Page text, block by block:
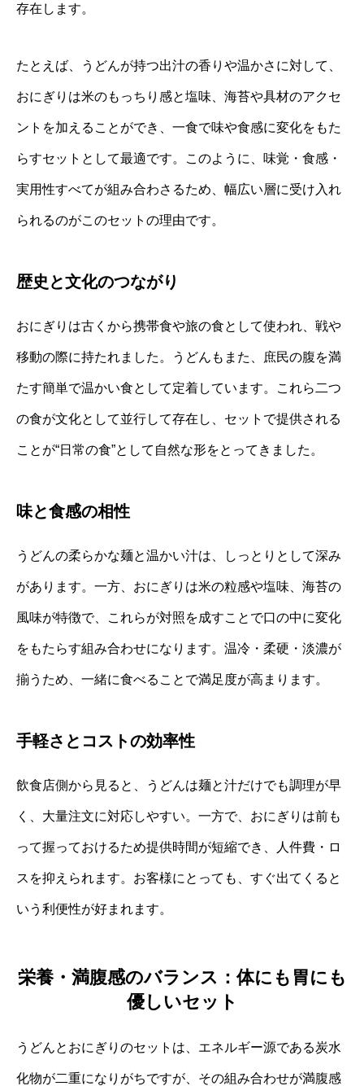
存在します。
たとえば、うどんが持つ出汁の香りや温かさに対して、
おにぎりは米のもっちり感と塩味、海苔や具材のアクセ
ントを加えることができ、一食で味や食感に変化をもた
らすセットとして最適です。このように、味覚・食感・
実用性すべてが組み合わさるため、幅広い層に受け入れ
られるのがこのセットの理由です。
歴史と文化のつながり
おにぎりは古くから携帯食や旅の食として使われ、戦や
移動の際に持たれました。うどんもまた、庶民の腹を満
たす簡単で温かい食として定着しています。これら二つ
の食が文化として並行して存在し、セットで提供される
ことが“日常の食”として自然な形をとってきました。
味と食感の相性
うどんの柔らかな麺と温かい汁は、しっとりとして深み
があります。一方、おにぎりは米の粒感や塩味、海苔の
風味が特徴で、これらが対照を成すことで口の中に変化
をもたらす組み合わせになります。温冷・柔硬・淡濃が
揃うため、一緒に食べることで満足度が高まります。
手軽さとコストの効率性
飲食店側から見ると、うどんは麺と汁だけでも調理が早
く、大量注文に対応しやすい。一方で、おにぎりは前も
って握っておけるため提供時間が短縮でき、人件費・ロ
スを抑えられます。お客様にとっても、すぐ出てくると
いう利便性が好まれます。
栄養・満腹感のバランス：体にも胃にも
優しいセット
うどんとおにぎりのセットは、エネルギー源である炭水
化物が二重になりがちですが、その組み合わせが満腹感